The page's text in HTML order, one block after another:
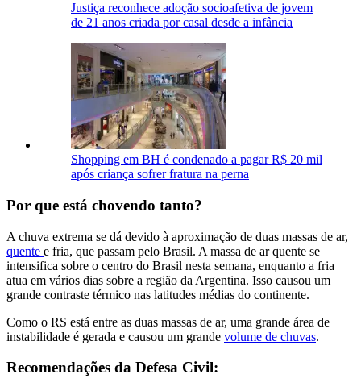
Justiça reconhece adoção socioafetiva de jovem
de 21 anos criada por casal desde a infância
Shopping em BH é condenado a pagar R$ 20 mil
após criança sofrer fratura na perna
Por que está chovendo tanto?
A chuva extrema se dá devido à aproximação de duas massas de ar,
quente e fria, que passam pelo Brasil. A massa de ar quente se
intensifica sobre o centro do Brasil nesta semana, enquanto a fria
atua em vários dias sobre a região da Argentina. Isso causou um
grande contraste térmico nas latitudes médias do continente.
Como o RS está entre as duas massas de ar, uma grande área de
instabilidade é gerada e causou um grande volume de chuvas.
Recomendações da Defesa Civil: